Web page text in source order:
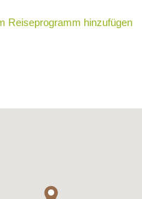
Reiseprogramm hinzufügen